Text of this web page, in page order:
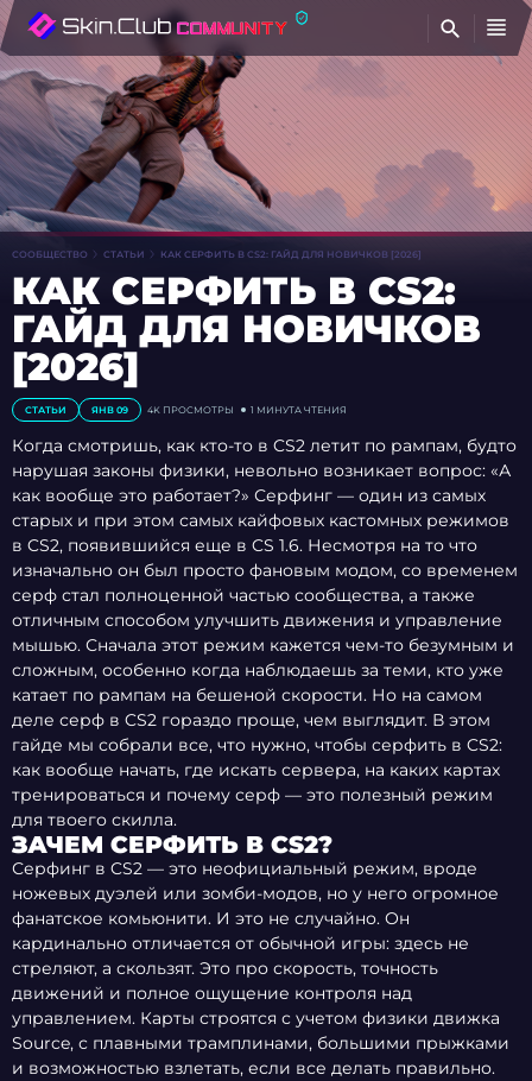
СООБЩЕСТВО СТАТЬИ КАК СЕРФИТЬ В CS2: ГАЙД ДЛЯ НОВИЧКОВ [2026]
КАК СЕРФИТЬ В CS2:
ГАЙД ДЛЯ НОВИЧКОВ
[2026]
СТАТЬИ ЯНВ 09 4K ПРОСМОТРЫ 1 МИНУТА ЧТЕНИЯ
Когда смотришь, как кто-то в CS2 летит по рампам, будто
нарушая законы физики, невольно возникает вопрос: «А
как вообще это работает?» Серфинг — один из самых
старых и при этом самых кайфовых кастомных режимов
в CS2, появившийся еще в CS 1.6. Несмотря на то что
изначально он был просто фановым модом, со временем
серф стал полноценной частью сообщества, а также
отличным способом улучшить движения и управление
мышью. Сначала этот режим кажется чем-то безумным и
сложным, особенно когда наблюдаешь за теми, кто уже
катает по рампам на бешеной скорости. Но на самом
деле серф в CS2 гораздо проще, чем выглядит. В этом
гайде мы собрали все, что нужно, чтобы серфить в CS2:
как вообще начать, где искать сервера, на каких картах
тренироваться и почему серф — это полезный режим
для твоего скилла.
ЗАЧЕМ СЕРФИТЬ В CS2?
Серфинг в CS2 — это неофициальный режим, вроде
ножевых дуэлей или зомби-модов, но у него огромное
фанатское комьюнити. И это не случайно. Он
кардинально отличается от обычной игры: здесь не
стреляют, а скользят. Это про скорость, точность
движений и полное ощущение контроля над
управлением. Карты строятся с учетом физики движка
Source, с плавными трамплинами, большими прыжками
и возможностью взлетать, если все делать правильно.